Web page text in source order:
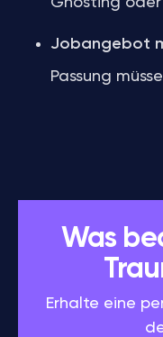
Jobangebot
Passung
Was
Erhalte eine